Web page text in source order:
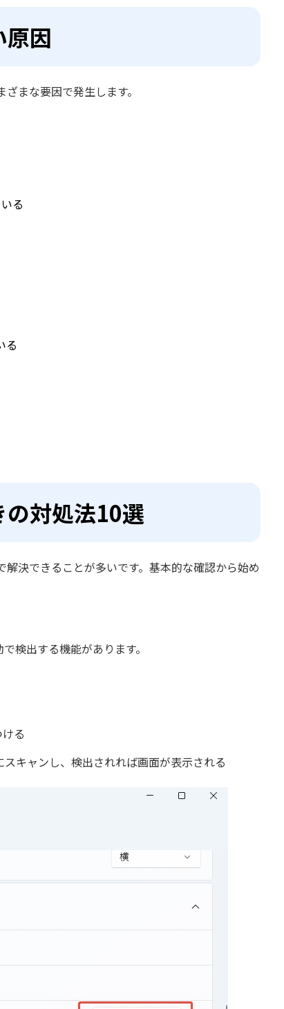
因
まな要因で発生します。
る
る
の対処法10選
決できることが多いです。基本的な確認から始め
検出する機能があります。
る
キャンし、検出されれば画面が表示される